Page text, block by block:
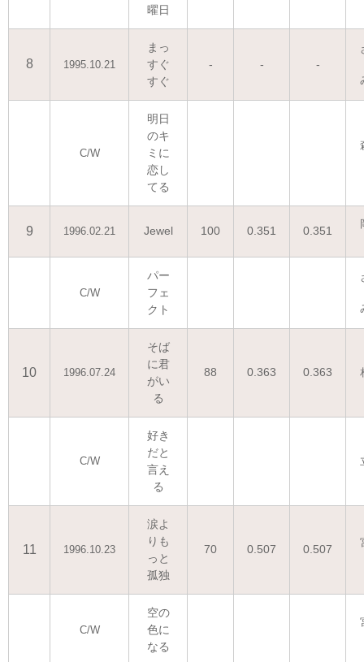
曜日
8 1995.10.21
まっ
すぐ
すぐ
- - -
C/W
明日
のキ
ミに
恋し
てる
9 1996.02.21 Jewel 100 0.351 0.351
C/W
パー
フェ
クト
10 1996.07.24
そば
に君
がい
る
88 0.363 0.363
C/W
好き
だと
言え
る
11 1996.10.23
涙よ
りも
っと
孤独
70 0.507 0.507
C/W
空の
色に
なる